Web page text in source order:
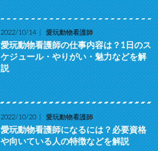
2022/10/14 愛玩動物看護師
愛玩動物看護師の仕事内容は？1日のス
ケジュール・やりがい・魅力などを解
説
2022/10/20 愛玩動物看護師
愛玩動物看護師になるには？必要資格
や向いている人の特徴などを解説